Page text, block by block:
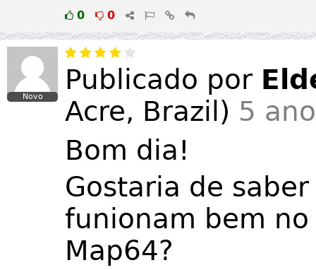
0 0
Novo
Publicado por
Acre, Brazil ) 5
Bom dia!
Gostaria de
funionam bem no
Map64?